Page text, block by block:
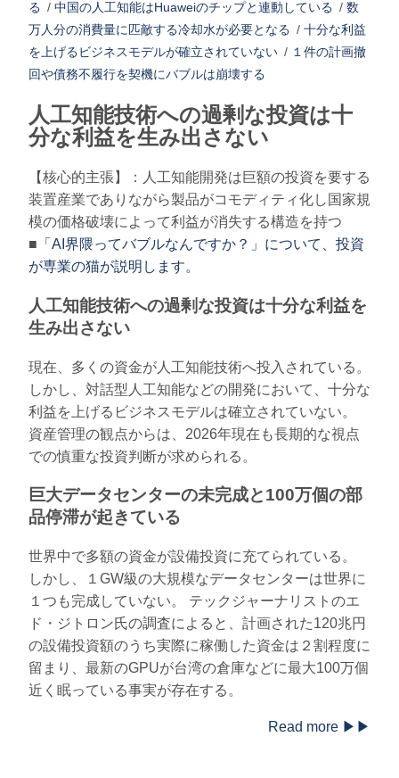
る / 中国の人工知能はHuaweiのチップと連動している / 数
万人分の消費量に匹敵する冷却水が必要となる / 十分な利益
を上げるビジネスモデルが確立されていない / １件の計画撤
回や債務不履行を契機にバブルは崩壊する
人工知能技術への過剰な投資は十
分な利益を生み出さない
【核心的主張】：人工知能開発は巨額の投資を要する
装置産業でありながら製品がコモディティ化し国家規
模の価格破壊によって利益が消失する構造を持つ
■ 「AI界隈ってバブルなんですか？」について、投資
が専業の猫が説明します。
人工知能技術への過剰な投資は十分な利益を
生み出さない
現在、多くの資金が人工知能技術へ投入されている。
しかし、対話型人工知能などの開発において、十分な
利益を上げるビジネスモデルは確立されていない。
資産管理の観点からは、2026年現在も長期的な視点
での慎重な投資判断が求められる。
巨大データセンターの未完成と100万個の部
品停滞が起きている
世界中で多額の資金が設備投資に充てられている。
しかし、１GW級の大規模なデータセンターは世界に
１つも完成していない。 テックジャーナリストのエ
ド・ジトロン氏の調査によると、計画された120兆円
の設備投資額のうち実際に稼働した資金は２割程度に
留まり、最新のGPUが台湾の倉庫などに最大100万個
近く眠っている事実が存在する。
Read more ▶▶